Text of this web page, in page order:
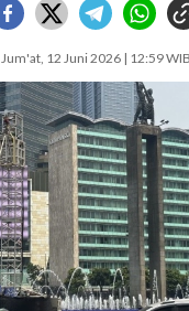
Jum'at, 12 Juni 2026 | 12:59 WIB